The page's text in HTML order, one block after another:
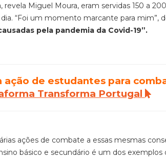
revela Miguel Moura, eram servidas 150 a
“Foi um momento marcante para mim”,
pela pandemia da Covid-19”.
de estudantes para
Transforma Portugal
ações de combate a essas mesmas
básico e secundário é um dos exemplos